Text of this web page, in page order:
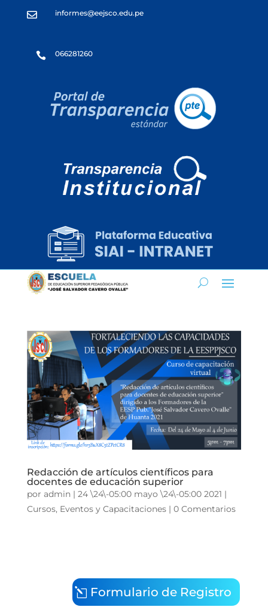
 informes@eejsco.edu.pe
 066281260
Redacción de artículos científicos para
docentes de educación superior
por admin| 24 \24\-05:00 mayo \24\-05:00 2021 |
Cursos, Eventos y Capacitaciones| 0 Comentarios
Formulario de Registro